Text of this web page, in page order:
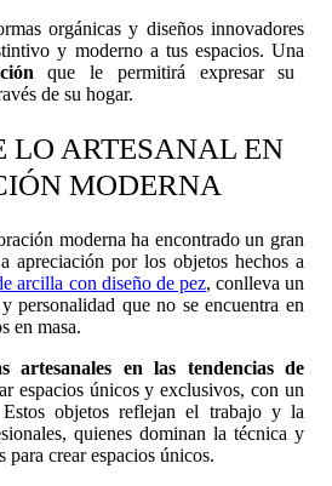
orgánicas y diseños innovadores
y moderno a tus espacios. Una
que le permitirá expresar su
de su hogar.
LO ARTESANAL EN
MODERNA
moderna ha encontrado un gran
apreciación por los objetos hechos a
arcilla con diseño de pez, conlleva un
personalidad que no se encuentra en
en masa.
artesanales en las tendencias de
espacios únicos y exclusivos, con un
objetos reflejan el trabajo y la
quienes dominan la técnica y
para crear espacios únicos.